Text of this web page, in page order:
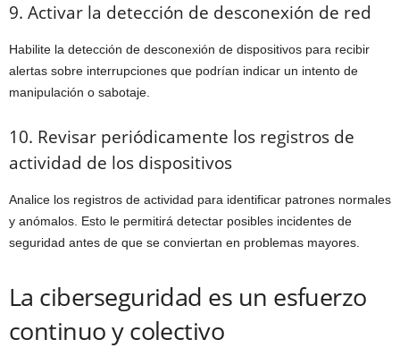
9. Activar la detección de desconexión de red
Habilite la detección de desconexión de dispositivos para recibir
alertas sobre interrupciones que podrían indicar un intento de
manipulación o sabotaje.
10. Revisar periódicamente los registros de
actividad de los dispositivos
Analice los registros de actividad para identificar patrones normales
y anómalos. Esto le permitirá detectar posibles incidentes de
seguridad antes de que se conviertan en problemas mayores.
La ciberseguridad es un esfuerzo
continuo y colectivo